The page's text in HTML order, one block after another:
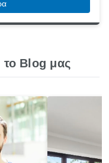
Blog μας